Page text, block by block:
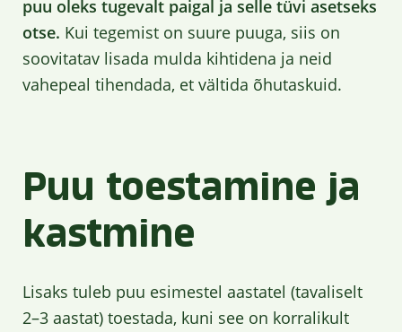
puu oleks tugevalt paigal ja selle tüvi asetseks
otse. Kui tegemist on suure puuga, siis on
soovitatav lisada mulda kihtidena ja neid
vahepeal tihendada, et vältida õhutaskuid.
Puu toestamine ja
kastmine
Lisaks tuleb puu esimestel aastatel (tavaliselt
2–3 aastat) toestada, kuni see on korralikult